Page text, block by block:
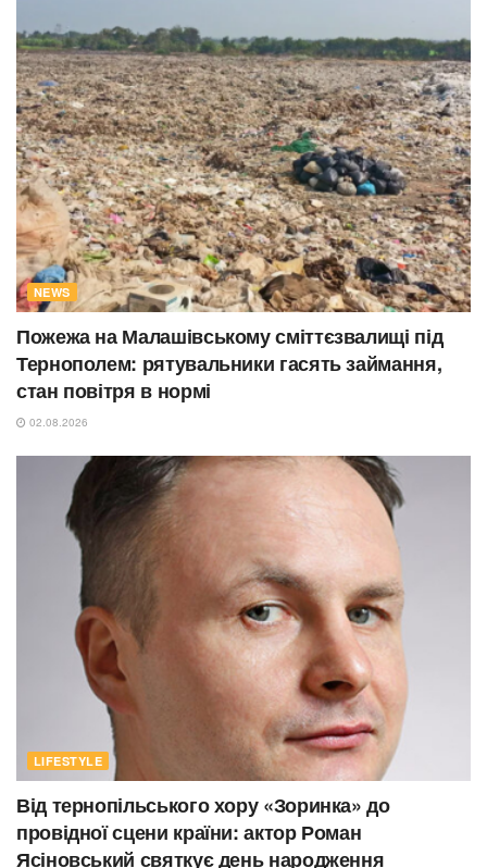
NEWS
Пожежа на Малашівському сміттєзвалищі під
Тернополем: рятувальники гасять займання,
стан повітря в нормі
02.08.2026
LIFESTYLE
Від тернопільського хору «Зоринка» до
провідної сцени країни: актор Роман
Ясіновський святкує день народження